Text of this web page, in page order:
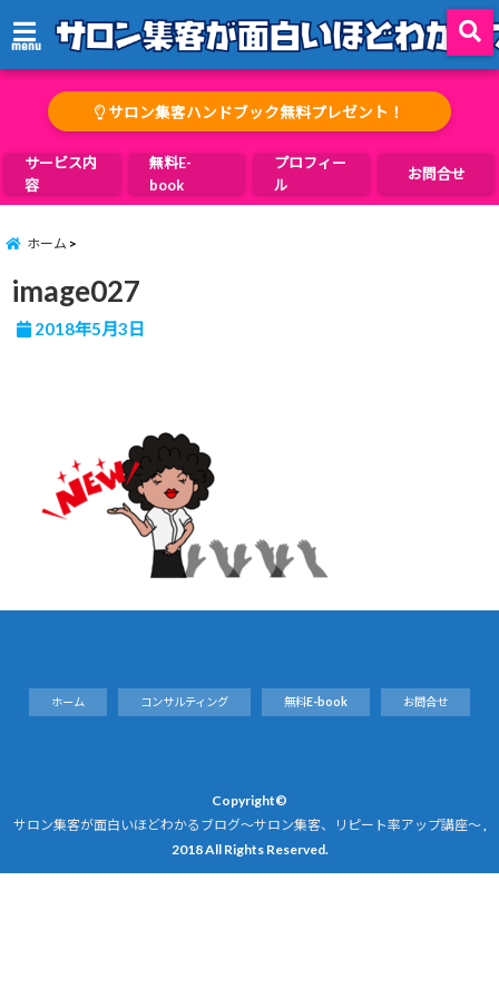
menu
サロン集客ハンドブック無料プレゼント！
サービス内
容
無料E-
book
プロフィー
ル
お問合せ
ホーム
image027
2018年5月3日
ホーム コンサルティング 無料E-book お問合せ
Copyright©
サロン集客が面白いほどわかるブログ～サロン集客、リピート率アップ講座～,
2018 All Rights Reserved.